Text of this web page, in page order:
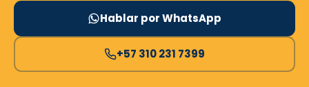
Hablar por WhatsApp
+57 310 231 7399